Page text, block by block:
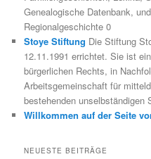
Genealogische Datenbank,
Regionalgeschichte 0
Stoye Stiftung Die Stiftung
12.11.1991 errichtet. Sie ist
bürgerlichen Rechts, in
Arbeitsgemeinschaft für
bestehenden unselbständigen
Willkommen auf der Seite
NEUESTE BEITRÄGE